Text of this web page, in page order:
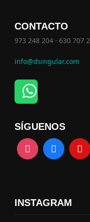
CONTACTO
973 248 204 · 630 707
info@dsingular.com
SÍGUENOS
INSTAGRAM